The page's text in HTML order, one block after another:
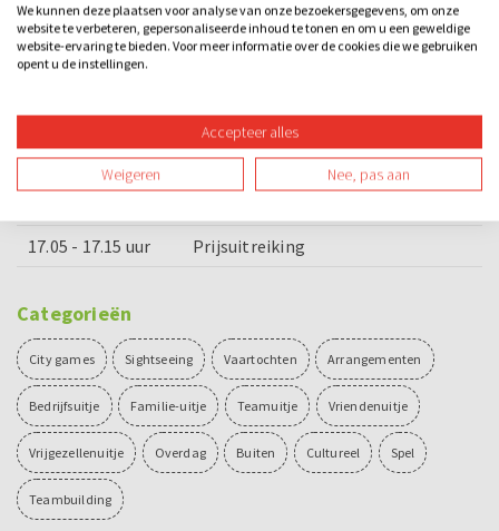
Prijs voor het winnende team
Voorbeeld dagindeling
13.00 - 14.00 uur
Vaartocht over de Binnendieze
14.15 - 14.25 uur
Uitleg Sherlock Citygame
17.05 - 17.15 uur
Prijsuitreiking
Categorieën
City games Sightseeing Vaartochten Arrangementen
Bedrijfsuitje Familie-uitje Teamuitje Vriendenuitje
Vrijgezellenuitje Overdag Buiten Cultureel Spel
Teambuilding
We kunnen deze plaatsen voor analyse van onze bezoekersgegevens, om onze
website te verbeteren, gepersonaliseerde inhoud te tonen en om u een geweldige
website-ervaring te bieden. Voor meer informatie over de cookies die we gebruiken
opent u de instellingen.
Accepteer alles
Weigeren Nee, pas aan